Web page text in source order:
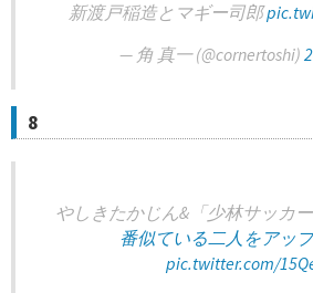
新渡戸稲造とマギー司郎
— 角 真一 (@cornertoshi)
8
やしきたかじん&「少林サッカ
番似ている二人をアッ
pic.twitter.com/